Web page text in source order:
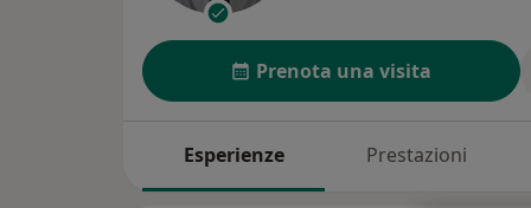
Prenota una visita
Esperienze Prestazioni